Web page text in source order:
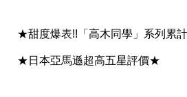
★甜度爆表!!「高木同學」系列累
★日本亞馬遜超高五星評價★